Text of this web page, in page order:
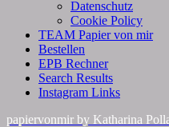
Datenschutz
Cookie Policy
TEAM Papier von mir
Bestellen
EPB Rechner
Search Results
Instagram Links
papiervonmir by Katharina